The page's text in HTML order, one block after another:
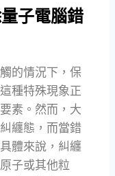
子電腦錯
的情況下，保
種特殊現象正
素。然而，大
纏態，而當錯
體來說，糾纏
子或其他粒